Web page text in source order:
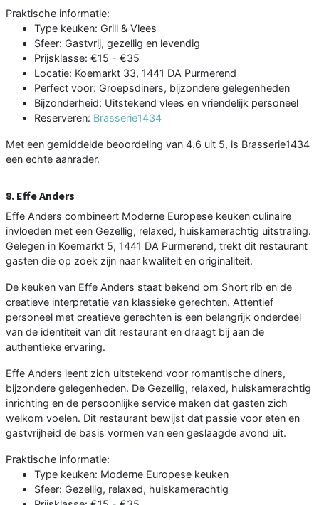
Praktische informatie:
Type keuken: Grill & Vlees
Sfeer: Gastvrij, gezellig en levendig
Prijsklasse: €15 - €35
Locatie: Koemarkt 33, 1441 DA Purmerend
Perfect voor: Groepsdiners, bijzondere gelegenheden
Bijzonderheid: Uitstekend vlees en vriendelijk personeel
Reserveren: Brasserie1434
Met een gemiddelde beoordeling van 4.6 uit 5, is Brasserie1434
een echte aanrader.
8. Effe Anders
Effe Anders combineert Moderne Europese keuken culinaire
invloeden met een Gezellig, relaxed, huiskamerachtig uitstraling.
Gelegen in Koemarkt 5, 1441 DA Purmerend, trekt dit restaurant
gasten die op zoek zijn naar kwaliteit en originaliteit.
De keuken van Effe Anders staat bekend om Short rib en de
creatieve interpretatie van klassieke gerechten. Attentief
personeel met creatieve gerechten is een belangrijk onderdeel
van de identiteit van dit restaurant en draagt bij aan de
authentieke ervaring.
Effe Anders leent zich uitstekend voor romantische diners,
bijzondere gelegenheden. De Gezellig, relaxed, huiskamerachtig
inrichting en de persoonlijke service maken dat gasten zich
welkom voelen. Dit restaurant bewijst dat passie voor eten en
gastvrijheid de basis vormen van een geslaagde avond uit.
Praktische informatie:
Type keuken: Moderne Europese keuken
Sfeer: Gezellig, relaxed, huiskamerachtig